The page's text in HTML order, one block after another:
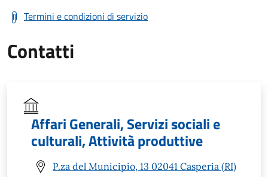
Termini e condizioni di servizio
Contatti
Affari Generali, Servizi sociali e
culturali, Attività produttive
P.za del Municipio, 13 02041 Casperia (RI)